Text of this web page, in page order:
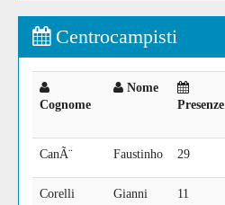
Centrocampisti
Cognome
Nome
Presenze
CanÃ¨ Faustinho 29
Corelli Gianni 11